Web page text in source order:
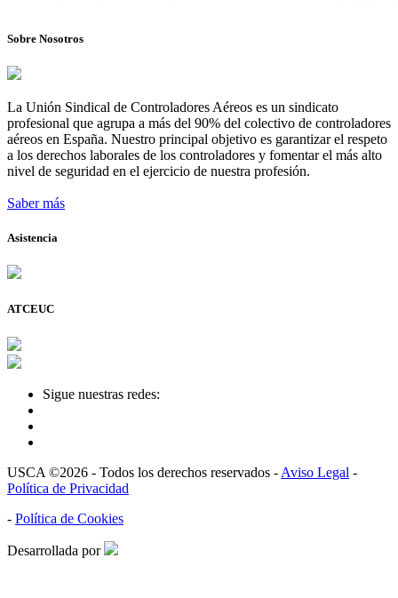
Sobre Nosotros
La Unión Sindical de Controladores Aéreos es un sindicato
profesional que agrupa a más del 90% del colectivo de controladores
aéreos en España. Nuestro principal objetivo es garantizar el respeto
a los derechos laborales de los controladores y fomentar el más alto
nivel de seguridad en el ejercicio de nuestra profesión.
Saber más
Asistencia
ATCEUC
Sigue nuestras redes:
USCA ©2026 - Todos los derechos reservados - Aviso Legal -
Política de Privacidad
- Política de Cookies
Desarrollada por